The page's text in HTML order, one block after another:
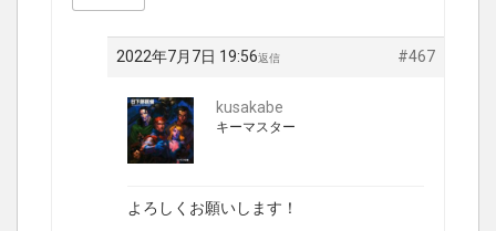
2022年7月7日 19:56 #467
返信
kusakabe
キーマスター
よろしくお願いします！